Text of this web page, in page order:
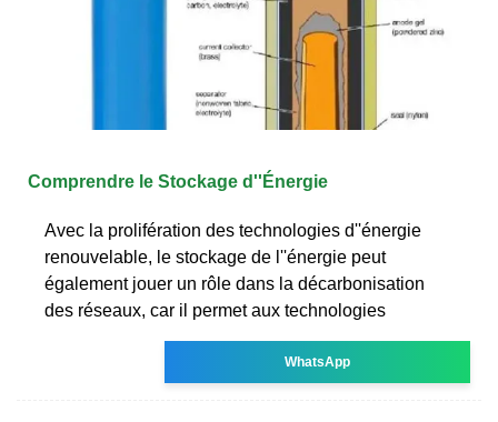
Comprendre le Stockage d''Énergie
Avec la prolifération des technologies d''énergie
renouvelable, le stockage de l''énergie peut
également jouer un rôle dans la décarbonisation
des réseaux, car il permet aux technologies
WhatsApp